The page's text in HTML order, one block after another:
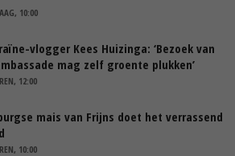
10:00
vlogger Kees Huizinga: ‘Bezoek van
mag zelf groente plukken’
12:00
mais van Frijns doet het verrassend
10:00